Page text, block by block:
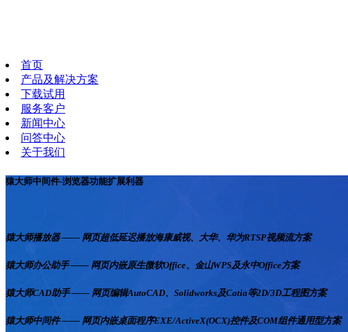
首页
产品及解决方案
下载试用
服务客户
新闻中心
问答中心
关于我们
猿大师中间件-浏览器功能扩展利器
猿大师播放器 —— 网页超低延迟播放海康威视、大华、华为RTSP视频流方案
猿大师办公助手 —— 网页内嵌原生微软Office、金山WPS及永中Office方案
猿大师CAD助手 —— 网页编辑AutoCAD、Solidworks及Catia等2D/3D工程图方案
猿大师中间件 —— 网页内嵌桌面程序EXE/ActiveX(OCX)控件及COM组件通用型方案